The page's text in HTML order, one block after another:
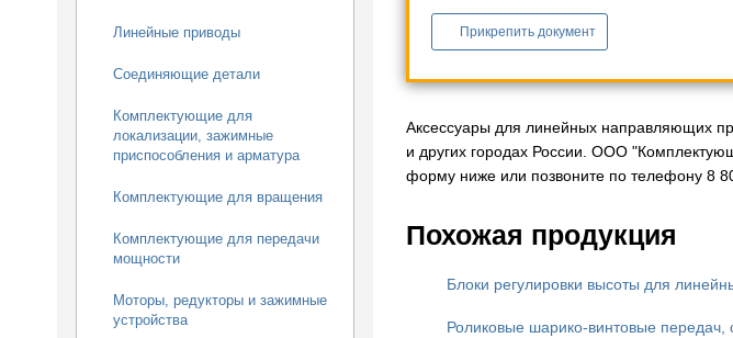
Линейные приводы
Соединяющие детали
Комплектующие для
локализации, зажимные
приспособления и арматура
Комплектующие для вращения
Комплектующие для передачи
мощности
Моторы, редукторы и зажимные
устройства
Прикрепить документ
Аксессуары для линейных направляющих
и других городах России. ООО
форму ниже или позвоните по телефону 8
Похожая продукция
Блоки регулировки высоты для
Роликовые шарико-винтовые